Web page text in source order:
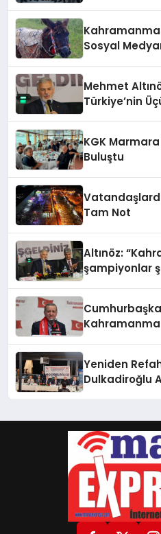
Sosyal
Mehmet
Türkiye’nin
KGK
Buluştu
Tam Not
Altınöz:
şampiyonlar
Yeniden
Dulkadiroğlu